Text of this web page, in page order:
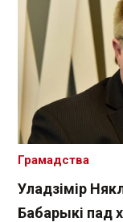
Уладзімір
Бабарыкі пад
Грамадства